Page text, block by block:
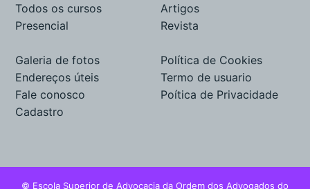
Todos os cursos
Presencial
Artigos
Revista
Galeria de fotos
Endereços úteis
Fale conosco
Cadastro
Política de Cookies
Termo de usuario
Poítica de Privacidade
© Escola Superior de Advocacia da Ordem dos Advogados do